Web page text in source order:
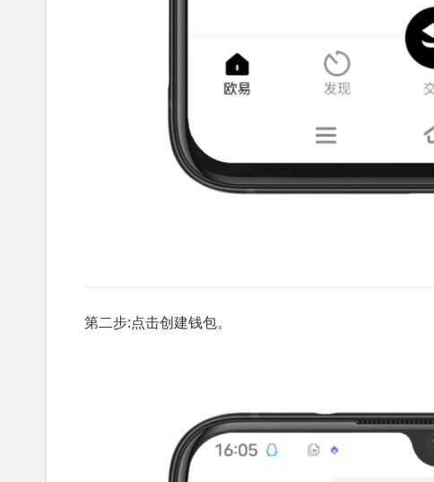
第二步:点击创建钱包。